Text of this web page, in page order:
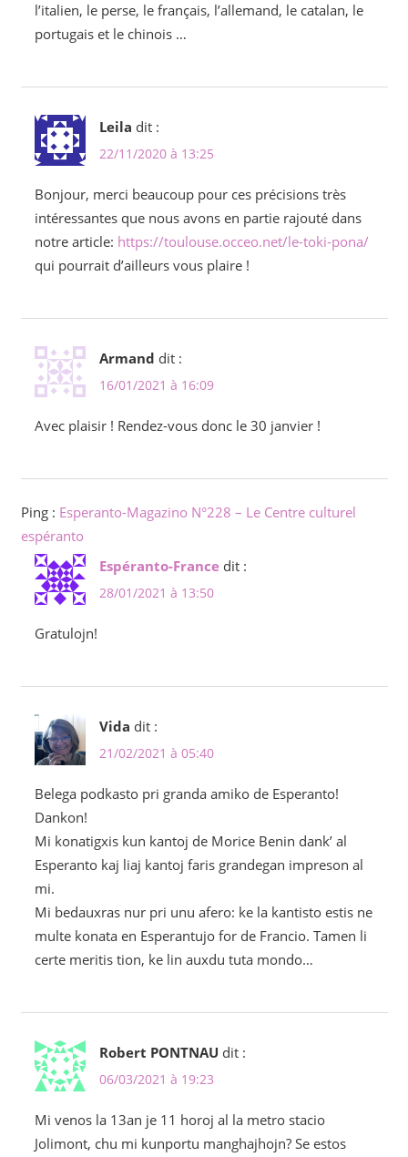
l’italien, le perse, le français, l’allemand, le catalan, le
portugais et le chinois …
Leila dit :
22/11/2020 à 13:25
Bonjour, merci beaucoup pour ces précisions très
intéressantes que nous avons en partie rajouté dans
notre article: https://toulouse.occeo.net/le-toki-pona/
qui pourrait d’ailleurs vous plaire !
Armand dit :
16/01/2021 à 16:09
Avec plaisir ! Rendez-vous donc le 30 janvier !
Ping : Esperanto-Magazino N°228 – Le Centre culturel
espéranto
Espéranto-France dit :
28/01/2021 à 13:50
Gratulojn!
Vida dit :
21/02/2021 à 05:40
Belega podkasto pri granda amiko de Esperanto!
Dankon!
Mi konatigxis kun kantoj de Morice Benin dank’ al
Esperanto kaj liaj kantoj faris grandegan impreson al
mi.
Mi bedauxras nur pri unu afero: ke la kantisto estis ne
multe konata en Esperantujo for de Francio. Tamen li
certe meritis tion, ke lin auxdu tuta mondo…
Robert PONTNAU dit :
06/03/2021 à 19:23
Mi venos la 13an je 11 horoj al la metro stacio
Jolimont, chu mi kunportu manghajhojn? Se estos